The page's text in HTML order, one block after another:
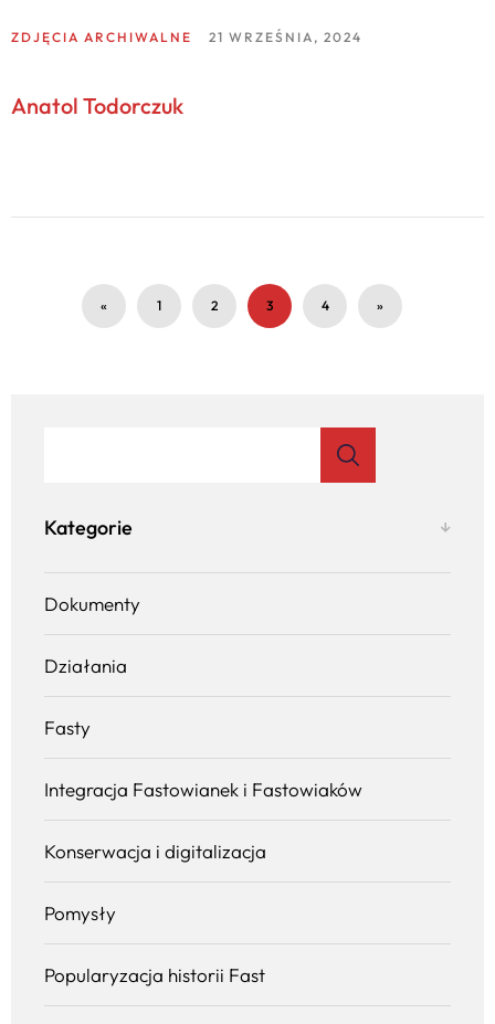
ZDJĘCIA ARCHIWALNE 21 WRZEŚNIA, 2024
Anatol Todorczuk
« 1 2 3 4 »
Kategorie
Dokumenty
Działania
Fasty
Integracja Fastowianek i Fastowiaków
Konserwacja i digitalizacja
Pomysły
Popularyzacja historii Fast